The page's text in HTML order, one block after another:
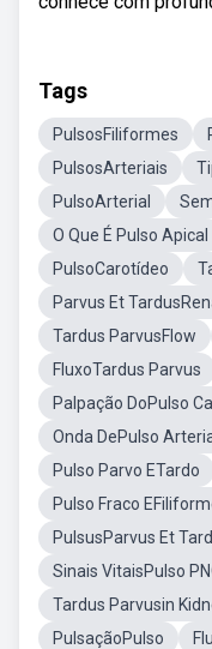
Tags
PulsosFiliformes
PulsosArteriais
PulsoArterial
O Que É Pulso Apical
PulsoCarotídeo
Parvus Et
Tardus ParvusFlow
FluxoTardus Parvus
Palpação DoPulso
Onda DePulso
Pulso Parvo ETardo
Pulso Fraco
PulsusParvus Et
Sinais VitaisPulso
Tardus Parvusin
PulsaçãoPulso